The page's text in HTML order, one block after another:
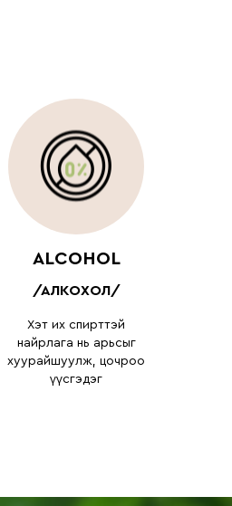
ALCOHOL
/АЛКОХОЛ/
Хэт их спирттэй
найрлага нь арьсыг
хуурайшуулж, цочроо
үүсгэдэг